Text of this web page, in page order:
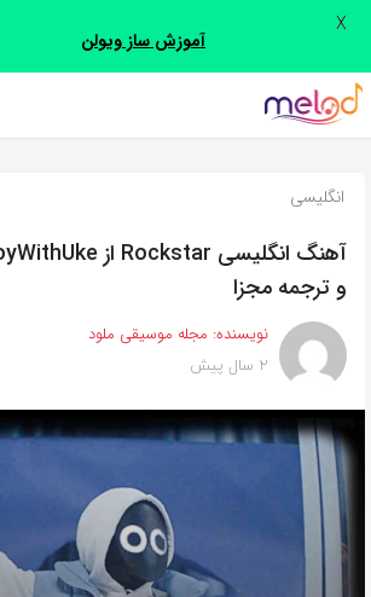
اشتراک
با
روش‌های
زیر
این
صفحه
را
با
دوستان
خود
به
انگلیسی
و ترجمه مجزا
نویسنده: مجله موسیقی ملود
2 سال پیش
آموزش ساز ویولن
X